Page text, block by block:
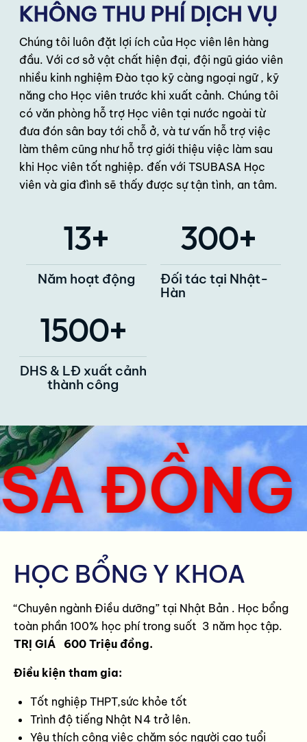
KHÔNG THU PHÍ DỊCH VỤ
Chúng tôi luôn đặt lợi ích của Học viên lên hàng
đầu. Với cơ sở vật chất hiện đại, đội ngũ giáo viên
nhiều kinh nghiệm Đào tạo kỹ càng ngoại ngữ , kỹ
năng cho Học viên trước khi xuất cảnh. Chúng tôi
có văn phòng hỗ trợ Học viên tại nước ngoài từ
đưa đón sân bay tới chỗ ở, và tư vấn hỗ trợ việc
làm thêm cũng như hỗ trợ giới thiệu việc làm sau
khi Học viên tốt nghiệp. đến với TSUBASA Học
viên và gia đình sẽ thấy được sự tận tình, an tâm.
13+
Năm hoạt động
300+
Đối tác tại Nhật-
Hàn
1500+
DHS & LĐ xuất cảnh
thành công
ĐỒNG
HỌC BỔNG Y KHOA
“Chuyên ngành Điều dưỡng” tại Nhật Bản . Học bổng
toàn phần 100% học phí trong suốt 3 năm học tập.
TRỊ GIÁ 600 Triệu đồng.
Điều kiện tham gia:
Tốt nghiệp THPT,sức khỏe tốt
Trình độ tiếng Nhật N4 trở lên.
Yêu thích công việc chăm sóc người cao tuổi